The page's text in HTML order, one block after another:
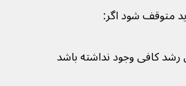
متوقف شود اگر:
کافی وجود نداشته باشد